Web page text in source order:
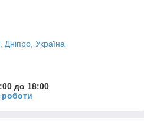
Україна
до 18:00
роботи